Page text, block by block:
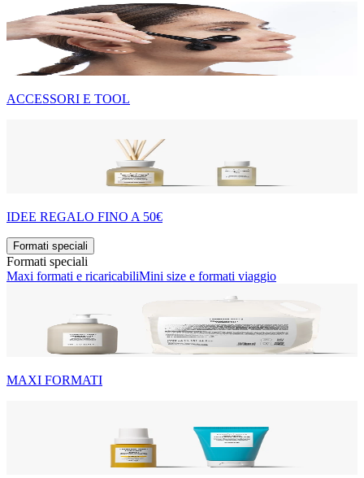
ACCESSORI E TOOL
IDEE REGALO FINO A 50€
Formati speciali
Formati speciali
Maxi formati e ricaricabiliMini size e formati viaggio
MAXI FORMATI